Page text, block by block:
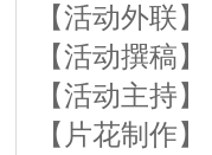
【活动外联
【活动撰稿
【活动主持
【片花制作